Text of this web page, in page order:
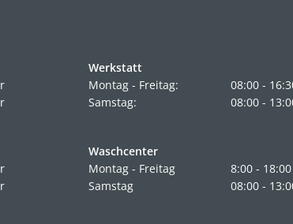
Werkstatt
Montag - Freitag:
08:00 -
Samstag:
08:00 -
Waschcenter
Montag - Freitag
8:00 -
Samstag
08:00 -